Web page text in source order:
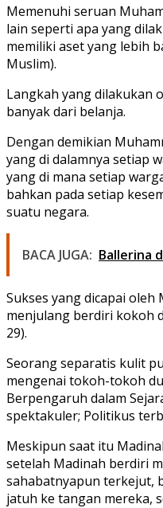
Memenuhi seruan
lain seperti apa yang
memiliki aset yang lebih
Muslim).
Langkah yang dilakukan
banyak dari belanja.
Dengan demikian
yang di dalamnya setiap
yang di mana setiap
bahkan pada setiap
suatu negara.
BACA JUGA: Ballerina
Sukses yang dicapai
menjulang berdiri kokoh
29).
Seorang separatis kulit
mengenai tokoh-tokoh
Berpengaruh dalam
spektakuler; Politikus
Meskipun saat itu
setelah Madinah berdiri
sahabatnyapun terkejut,
jatuh ke tangan mereka,